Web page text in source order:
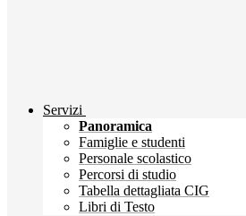
Servizi
Panoramica
Famiglie e studenti
Personale scolastico
Percorsi di studio
Tabella dettagliata CIG
Libri di Testo